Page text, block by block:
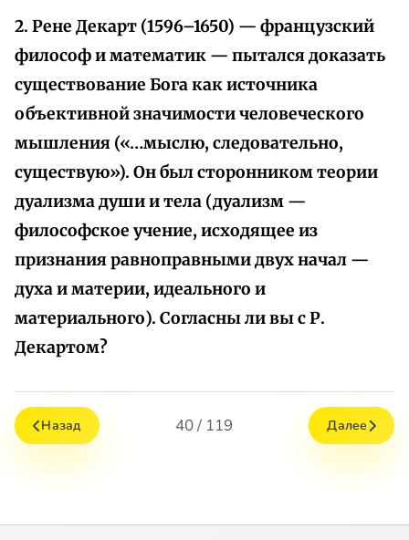
2. Рене Декарт (1596–1650) — французский
философ и математик — пытался доказать
существование Бога как источника
объективной значимости человеческого
мышления («…мыслю, следовательно,
существую»). Он был сторонником теории
дуализма души и тела (дуализм —
философское учение, исходящее из
признания равноправными двух начал —
духа и материи, идеального и
материального). Согласны ли вы с Р.
Декартом?
Назад 40 / 119 Далее